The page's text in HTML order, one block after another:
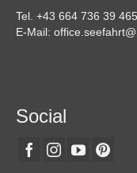
Tel. +43 664 736 39 465
E-Mail:
Social